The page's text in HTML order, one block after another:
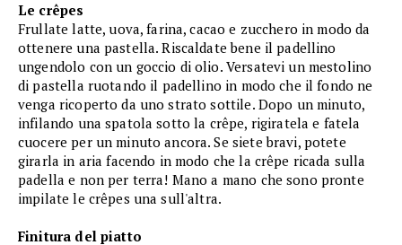
Le crêpes
Frullate latte, uova, farina, cacao e zucchero in modo da
ottenere una pastella. Riscaldate bene il padellino
ungendolo con un goccio di olio. Versatevi un mestolino
di pastella ruotando il padellino in modo che il fondo ne
venga ricoperto da uno strato sottile. Dopo un minuto,
infilando una spatola sotto la crêpe, rigiratela e fatela
cuocere per un minuto ancora. Se siete bravi, potete
girarla in aria facendo in modo che la crêpe ricada sulla
padella e non per terra! Mano a mano che sono pronte
impilate le crêpes una sull'altra.
Finitura del piatto